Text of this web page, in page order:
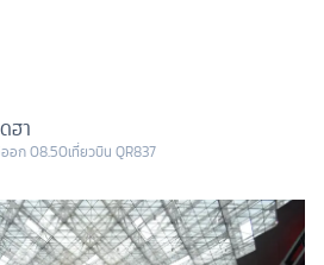
ฮา
ออก08.50เที่ยวบิน QR837